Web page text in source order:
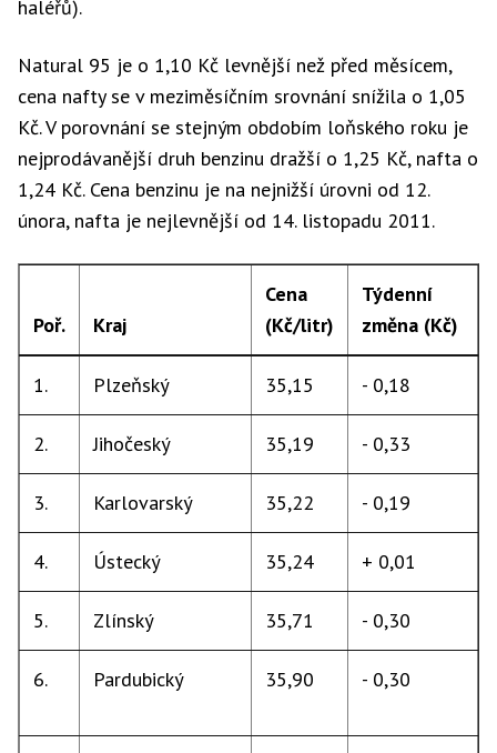
haléřů).
Natural 95 je o 1,10 Kč levnější než před měsícem,
cena nafty se v meziměsíčním srovnání snížila o 1,05
Kč. V porovnání se stejným obdobím loňského roku je
nejprodávanější druh benzinu dražší o 1,25 Kč, nafta o
1,24 Kč. Cena benzinu je na nejnižší úrovni od 12.
února, nafta je nejlevnější od 14. listopadu 2011.
Poř. Kraj
Cena
(Kč/litr)
Týdenní
změna (Kč)
1. Plzeňský 35,15 - 0,18
2. Jihočeský 35,19 - 0,33
3. Karlovarský 35,22 - 0,19
4. Ústecký 35,24 + 0,01
5. Zlínský 35,71 - 0,30
6. Pardubický 35,90 - 0,30